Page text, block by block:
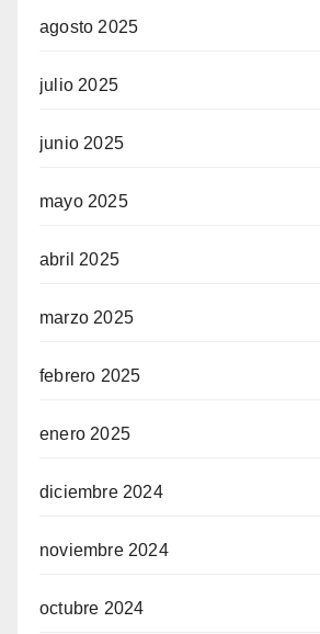
agosto 2025
julio 2025
junio 2025
mayo 2025
abril 2025
marzo 2025
febrero 2025
enero 2025
diciembre 2024
noviembre 2024
octubre 2024